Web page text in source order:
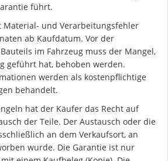
führt.
Material- und Verarbeitungsfehler
ab Kaufdatum. Vor der
im Fahrzeug muss der Mangel,
geführt hat, behoben werden.
werden als kostenpflichtige
behandelt.
hat der Käufer das Recht auf
der Teile. Der Austausch oder die
an dem Verkaufsort, an
wurde. Die Garantie ist nur